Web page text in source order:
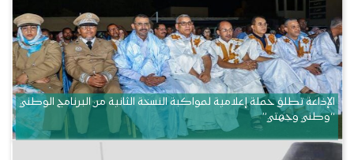
الإذاعة تطلق حملة إعلامية لمواكبة النسخة الثانية من البرنامج الوطني
“وطني وجهتي”